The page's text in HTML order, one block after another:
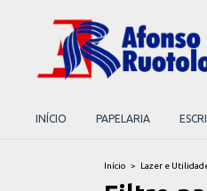
INÍCIO PAPELARIA
Início > Lazer e